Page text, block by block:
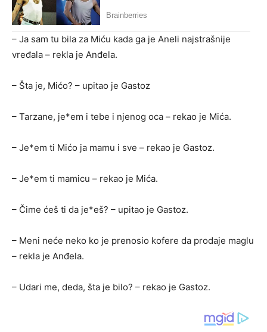
– Ja sam tu bila za Miću kada ga je Aneli najstrašnije
vređala – rekla je Anđela.
– Šta je, Mićo? – upitao je Gastoz
– Tarzane, je*em i tebe i njenog oca – rekao je Mića.
– Je*em ti Mićo ja mamu i sve – rekao je Gastoz.
– Je*em ti mamicu – rekao je Mića.
– Čime ćeš ti da je*eš? – upitao je Gastoz.
– Meni neće neko ko je prenosio kofere da prodaje maglu
– rekla je Anđela.
– Udari me, deda, šta je bilo? – rekao je Gastoz.